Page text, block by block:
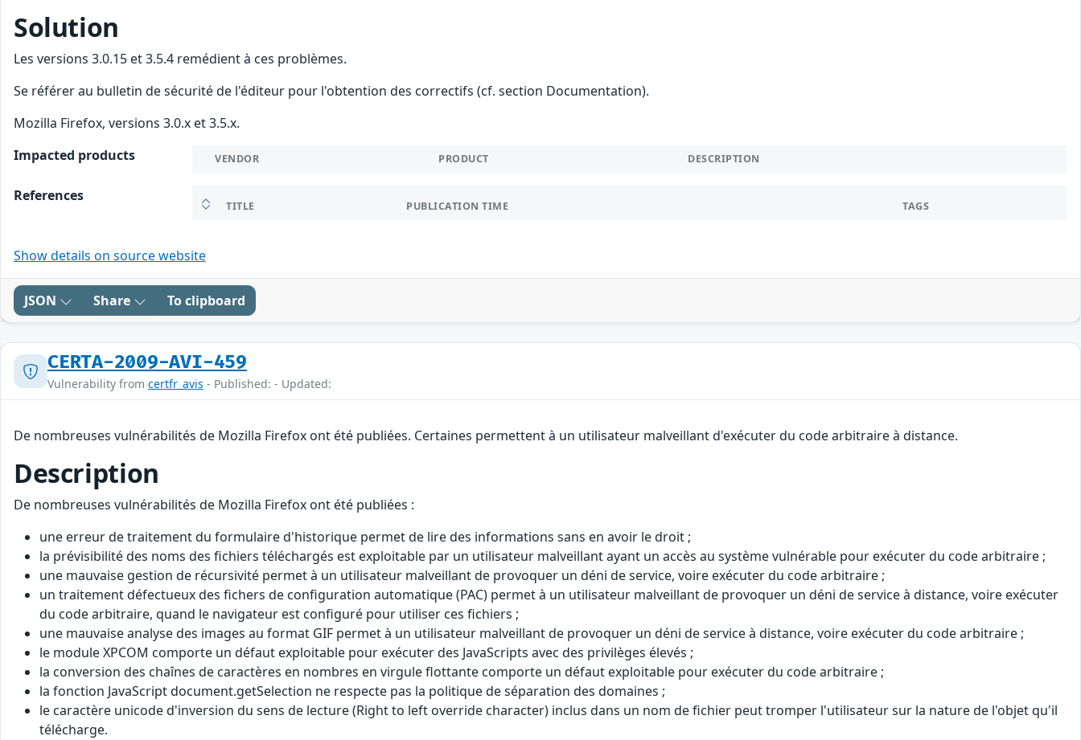
Solution
Les versions 3.0.15 et 3.5.4 remédient à ces problèmes.
Se référer au bulletin de sécurité de l'éditeur pour l'obtention des correctifs (cf. section Documentation).
Mozilla Firefox, versions 3.0.x et 3.5.x.
Impacted products
VENDOR PRODUCT DESCRIPTION
References
TITLE PUBLICATION TIME TAGS
Show details on source website
JSON Share To clipboard
CERTA-2009-AVI-459
Vulnerability from certfr_avis - Published: - Updated:
De nombreuses vulnérabilités de Mozilla Firefox ont été publiées. Certaines permettent à un utilisateur malveillant d'exécuter du code arbitraire à distance.
Description
De nombreuses vulnérabilités de Mozilla Firefox ont été publiées :
une erreur de traitement du formulaire d'historique permet de lire des informations sans en avoir le droit ;
la prévisibilité des noms des fichiers téléchargés est exploitable par un utilisateur malveillant ayant un accès au système vulnérable pour exécuter du code arbitraire ;
une mauvaise gestion de récursivité permet à un utilisateur malveillant de provoquer un déni de service, voire exécuter du code arbitraire ;
un traitement défectueux des fichers de configuration automatique (PAC) permet à un utilisateur malveillant de provoquer un déni de service à distance, voire exécuter
du code arbitraire, quand le navigateur est configuré pour utiliser ces fichiers ;
une mauvaise analyse des images au format GIF permet à un utilisateur malveillant de provoquer un déni de service à distance, voire exécuter du code arbitraire ;
le module XPCOM comporte un défaut exploitable pour exécuter des JavaScripts avec des privilèges élevés ;
la conversion des chaînes de caractères en nombres en virgule flottante comporte un défaut exploitable pour exécuter du code arbitraire ;
la fonction JavaScript document.getSelection ne respecte pas la politique de séparation des domaines ;
le caractère unicode d'inversion du sens de lecture (Right to left override character) inclus dans un nom de fichier peut tromper l'utilisateur sur la nature de l'objet qu'il
télécharge.